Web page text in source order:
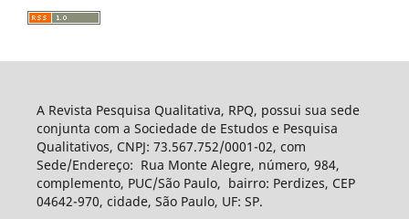
A Revista Pesquisa Qualitativa, RPQ, possui sua sede
conjunta com a Sociedade de Estudos e Pesquisa
Qualitativos, CNPJ: 73.567.752/0001-02, com
Sede/Endereço: Rua Monte Alegre, número, 984,
complemento, PUC/São Paulo, bairro: Perdizes, CEP
04642-970, cidade, São Paulo, UF: SP.